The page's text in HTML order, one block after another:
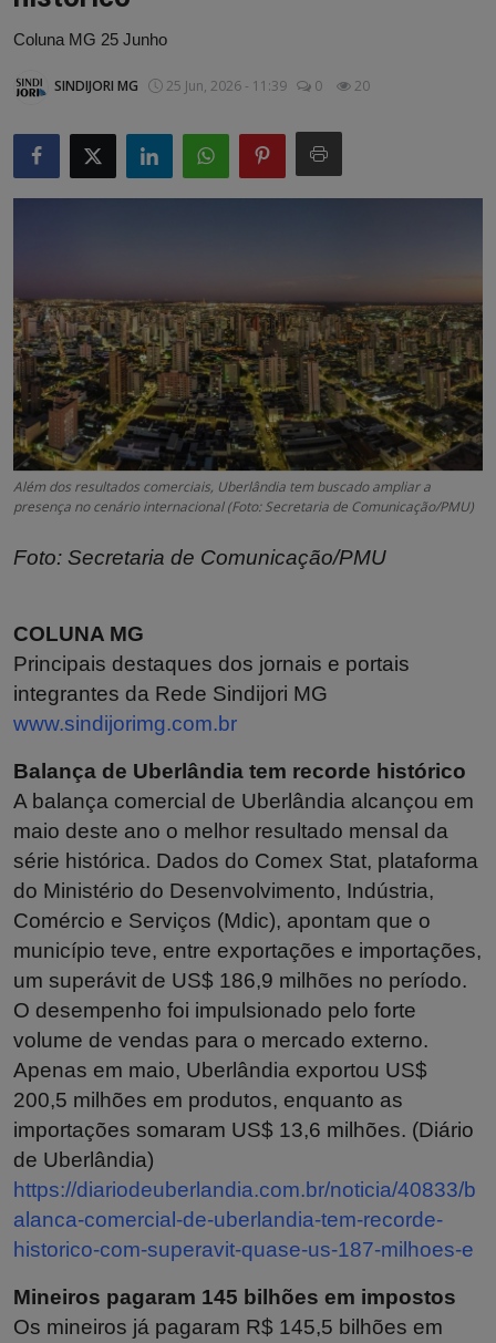
Matérias / Parcerias
Coluna MG 25 Junho
SINDIJORI MG 25 Jun, 2026 - 11:39 0 20
Além dos resultados comerciais, Uberlândia tem buscado ampliar a
presença no cenário internacional (Foto: Secretaria de Comunicação/PMU)
Foto: Secretaria de Comunicação/PMU
COLUNA MG
Principais destaques dos jornais e portais
integrantes da Rede Sindijori MG
www.sindijorimg.com.br
Balança de Uberlândia tem recorde histórico
A balança comercial de Uberlândia alcançou em
maio deste ano o melhor resultado mensal da
série histórica. Dados do Comex Stat, plataforma
do Ministério do Desenvolvimento, Indústria,
Comércio e Serviços (Mdic), apontam que o
município teve, entre exportações e importações,
um superávit de US$ 186,9 milhões no período.
O desempenho foi impulsionado pelo forte
volume de vendas para o mercado externo.
Apenas em maio, Uberlândia exportou US$
200,5 milhões em produtos, enquanto as
importações somaram US$ 13,6 milhões. (Diário
de Uberlândia)
https://diariodeuberlandia.com.br/noticia/40833/b
alanca-comercial-de-uberlandia-tem-recorde-
historico-com-superavit-quase-us-187-milhoes-e
Mineiros pagaram 145 bilhões em impostos
Os mineiros já pagaram R$ 145,5 bilhões em